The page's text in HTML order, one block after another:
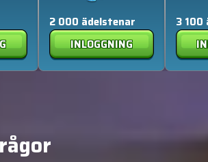
2 000 ädelstenar
INLOGGNING
3 100